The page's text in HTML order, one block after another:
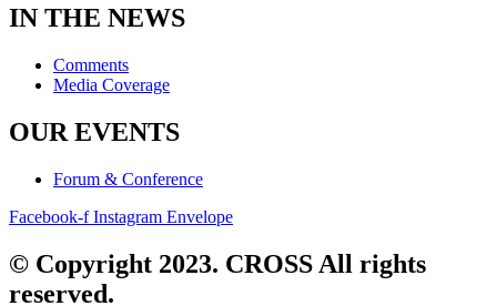
IN THE NEWS
Comments
Media Coverage
OUR EVENTS
Forum & Conference
Facebook-f Instagram Envelope
© Copyright 2023. CROSS All rights
reserved.